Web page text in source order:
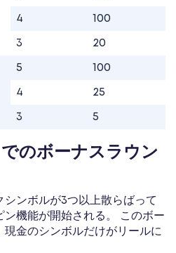
4 100
3 20
5 100
4 25
3 5
のボーナスラウン
シンボルが3つ以上散らばって
ン機能が開始される。 このボー
現金のシンボルだけがリールに